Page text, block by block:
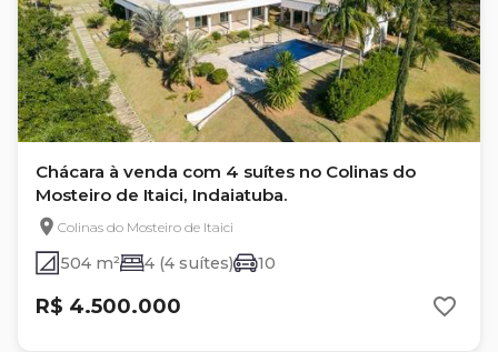
Chácara à venda com 4 suítes no Colinas do
Mosteiro de Itaici, Indaiatuba.
Colinas do Mosteiro de Itaici
504 m² 4 (4 suítes) 10
R$ 4.500.000